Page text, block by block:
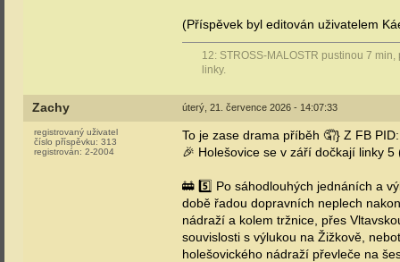
(Příspěvek byl editován uživatelem
12: STROSS-MALOSTR pustinou 7
linky.
Zachy úterý, 21. července 2026 - 14:07:33
registrovaný uživatel
číslo příspěvku: 313
registrován: 2-2004
To je zase drama příběh 🤦} Z FB PID:
🎉 Holešovice se v září dočkají linky
🚋 5️⃣ Po sáhodlouhých jednáních a
době řadou dopravních neplech
nádraží a kolem tržnice, přes
souvislosti s výlukou na Žižkově,
holešovického nádraží převleče na